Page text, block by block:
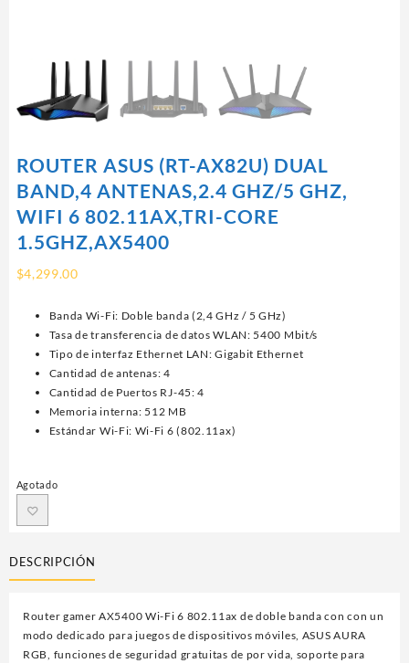
ROUTER ASUS (RT-AX82U) DUAL
BAND,4 ANTENAS,2.4 GHZ/5 GHZ,
WIFI 6 802.11AX,TRI-CORE
1.5GHZ,AX5400
$4,299.00
Banda Wi-Fi: Doble banda (2,4 GHz / 5 GHz)
Tasa de transferencia de datos WLAN: 5400 Mbit/s
Tipo de interfaz Ethernet LAN: Gigabit Ethernet
Cantidad de antenas: 4
Cantidad de Puertos RJ-45: 4
Memoria interna: 512 MB
Estándar Wi-Fi: Wi-Fi 6 (802.11ax)
Agotado
DESCRIPCIÓN
Router gamer AX5400 Wi-Fi 6 802.11ax de doble banda con con un
modo dedicado para juegos de dispositivos móviles, ASUS AURA
RGB, funciones de seguridad gratuitas de por vida, soporte para